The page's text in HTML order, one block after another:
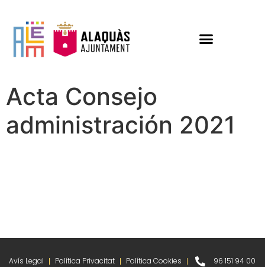
Acta Consejo
administración 2021
Avís Legal Política Privacitat Política Cookies
96 151 94 00